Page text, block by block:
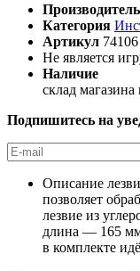
Производитель
Категория
Артикул 74106
Не является
Наличие
склад магазина
Подпишитесь на
Описание
позволяет
лезвие из
длина — 165
в комплекте